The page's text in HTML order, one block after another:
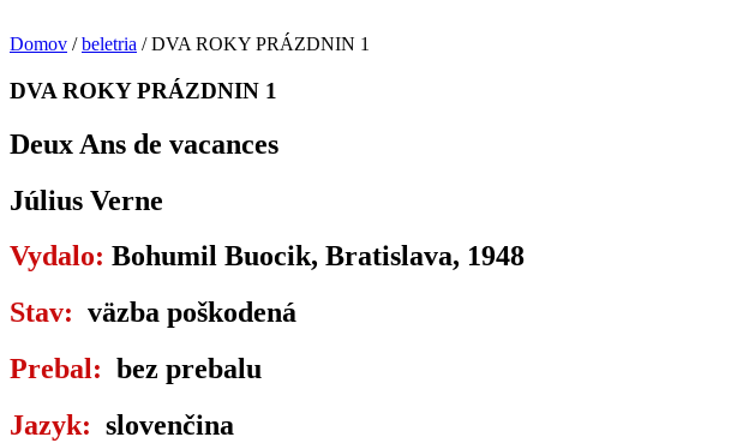
Domov /beletria / DVA ROKY PRÁZDNIN 1
DVA ROKY PRÁZDNIN 1
Deux Ans de vacances
Július Verne
Vydalo: Bohumil Buocik, Bratislava, 1948
Stav: väzba poškodená
Prebal: bez prebalu
Jazyk: slovenčina